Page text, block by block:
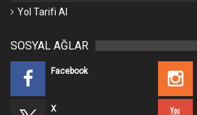
Yol Tarifi Al
SOSYAL AĞLAR
Facebook
X